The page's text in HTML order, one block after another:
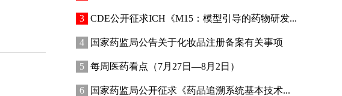
CDE公开征求ICH《M15：模型引导的药物研发...
国家药监局公告关于化妆品注册备案有关事项
每周医药看点（7月27日—8月2日）
国家药监局公开征求《药品追溯系统基本技术...